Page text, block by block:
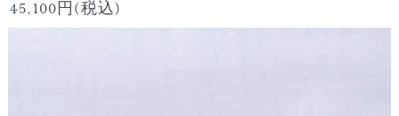
45,100円(税込)